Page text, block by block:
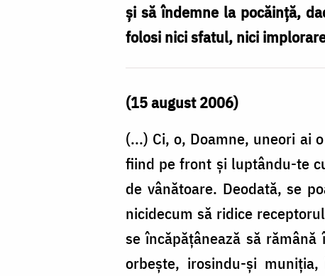
şi să îndemne la pocăinţă,
folosi nici sfatul, nici
(15 august 2006)
(...) Ci, o, Doamne, uneori ai
fiind pe front şi luptându-te
de vânătoare. Deodată, se
nicidecum să ridice
se încăpăţânează să
orbeşte, irosindu-şi